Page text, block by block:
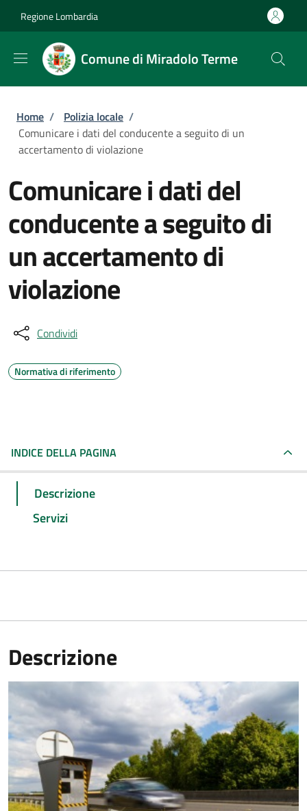
Regione Lombardia
Comune di Miradolo Terme
Briciole di pane
Home / Polizia locale /
Comunicare i dati del conducente a seguito di un
accertamento di violazione
Comunicare i dati del
conducente a seguito di
un accertamento di
violazione
Condividi
Normativa di riferimento
INDICE DELLA PAGINA
Descrizione
Servizi
Descrizione